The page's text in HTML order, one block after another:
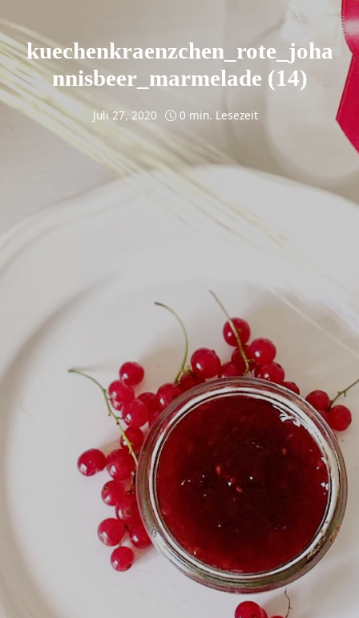
kuechenkraenzchen_rote_joha
nnisbeer_marmelade (14)
Juli 27, 2020 0 min. Lesezeit